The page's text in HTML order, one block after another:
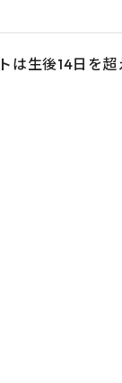
は生後14日を